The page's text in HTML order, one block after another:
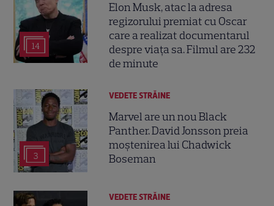
14
Elon Musk, atac la adresa
regizorului premiat cu Oscar
care a realizat documentarul
despre viața sa. Filmul are 232
de minute
3
VEDETE STRĂINE
Marvel are un nou Black
Panther. David Jonsson preia
moștenirea lui Chadwick
Boseman
VEDETE STRĂINE